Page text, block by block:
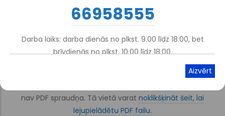
Hidroterapijas kompleksa
nav PDF spraudņa. Tā vietā varat noklikšķināt šeit, lai
lejupielādētu PDF failu.
66958555
Darba laiks: darba dienās no plkst. 9.00 līdz 18.00, bet
brīvdienās no plkst. 10.00 līdz 18.00.